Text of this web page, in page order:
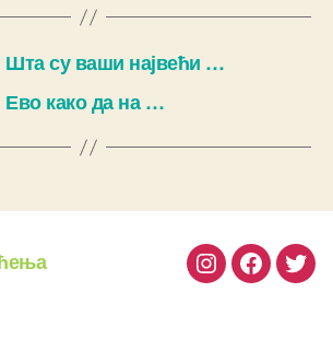
Шта су ваши највећи …
Ево како да на …
Instagram
Facebook